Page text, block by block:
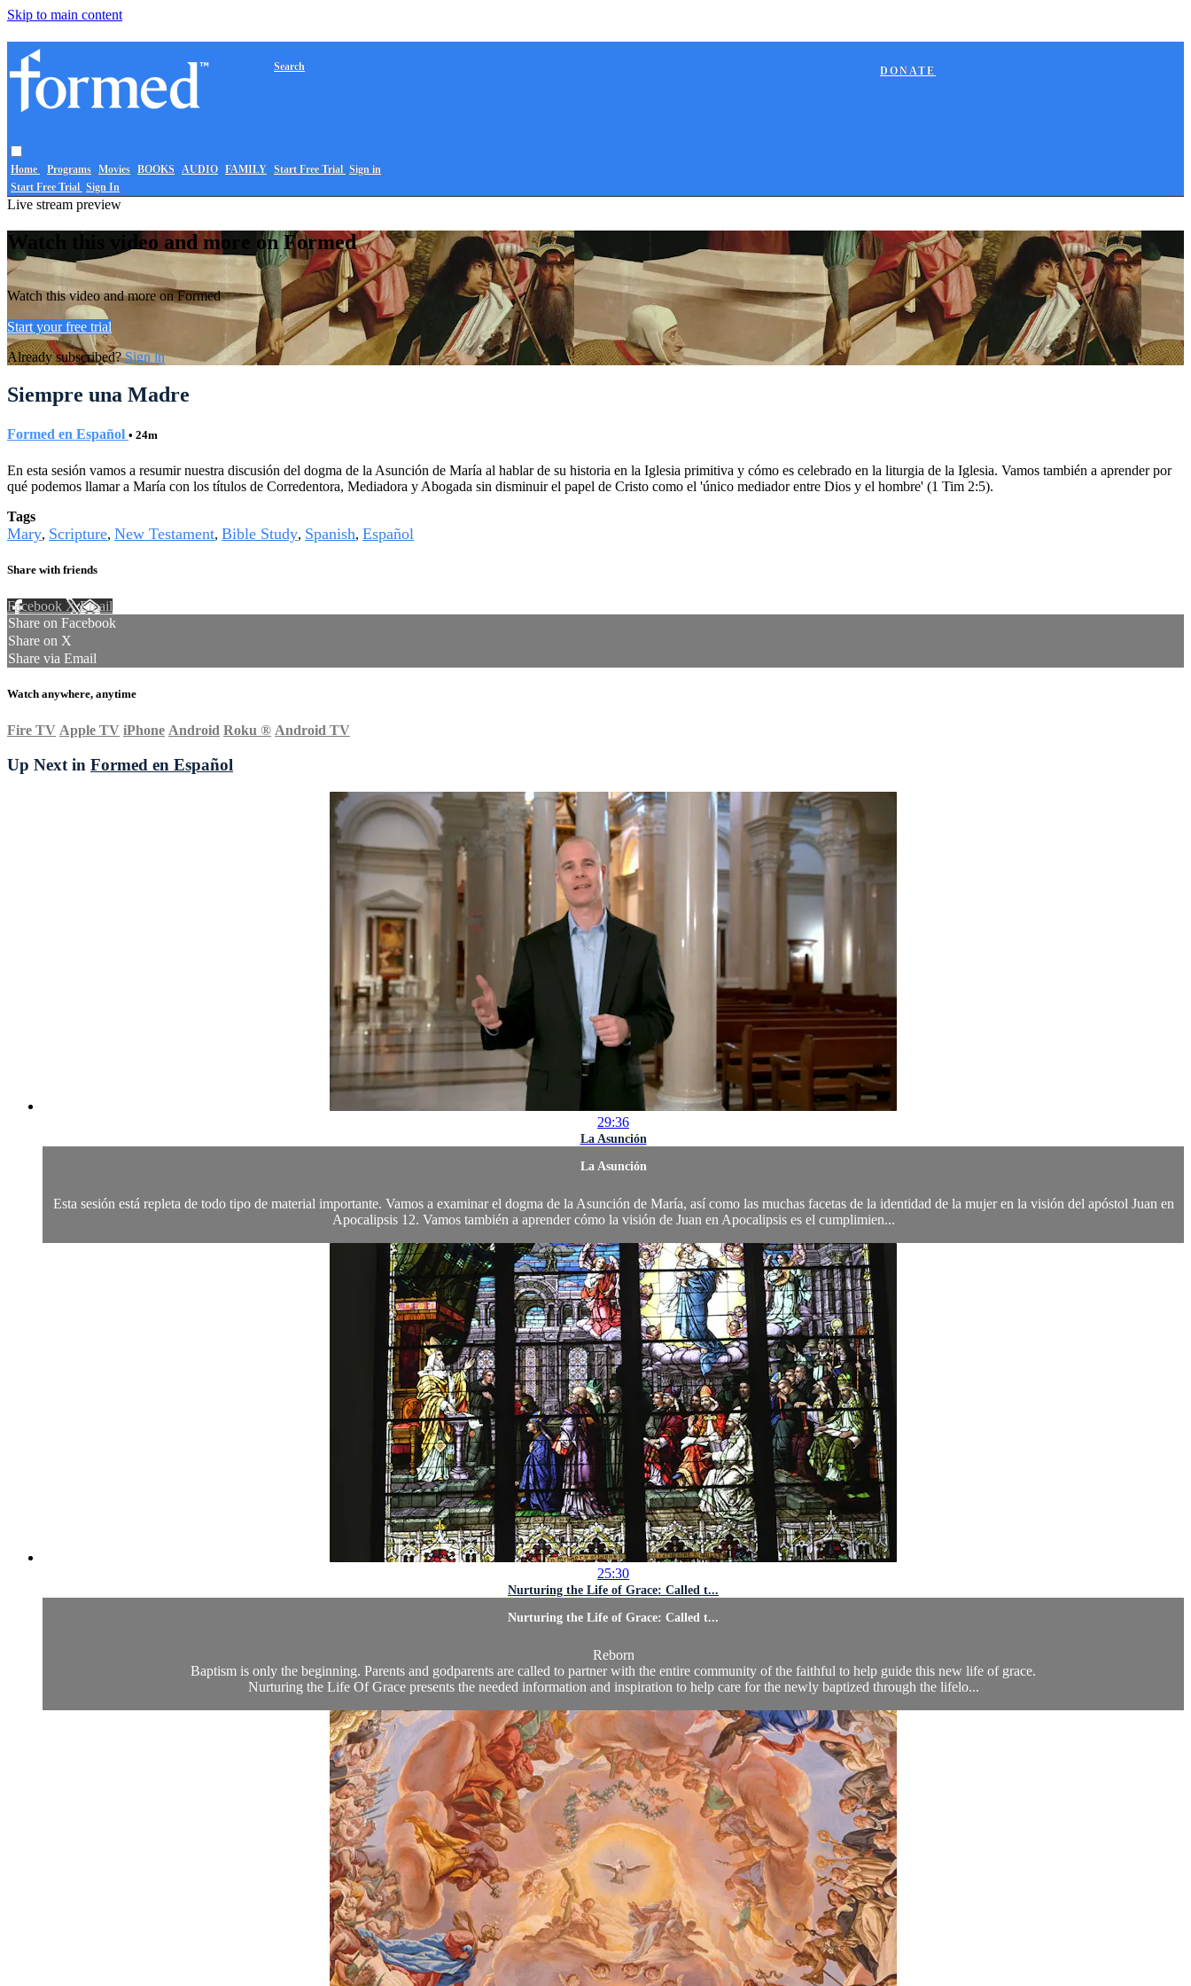
Skip to main content
Home Programs Movies BOOKS AUDIO FAMILY
DONATE
Search
Start Free Trial Sign in
Start Free Trial Sign In
Live stream preview
Watch this video and more on Formed
Watch this video and more on Formed
Start your free trial
Already subscribed?Sign in
Siempre una Madre
Formed en Español • 24m
En esta sesión vamos a resumir nuestra discusión del dogma de la Asunción de María al hablar de su historia en la Iglesia primitiva y cómo es celebrado en la liturgia de la Iglesia. Vamos también a aprender por
qué podemos llamar a María con los títulos de Corredentora, Mediadora y Abogada sin disminuir el papel de Cristo como el 'único mediador entre Dios y el hombre' (1 Tim 2:5).
Tags
Mary, Scripture, New Testament, Bible Study, Spanish, Español
Share with friends
Facebook XEmail
Share on Facebook
Share on X
Share via Email
Watch anywhere, anytime
Fire TV Apple TV iPhone Android Roku ® Android TV
Up Next in Formed en Español
29:36
La Asunción
La Asunción
Esta sesión está repleta de todo tipo de material importante. Vamos a examinar el dogma de la Asunción de María, así como las muchas facetas de la identidad de la mujer en la visión del apóstol Juan en
Apocalipsis 12. Vamos también a aprender cómo la visión de Juan en Apocalipsis es el cumplimien...
25:30
Nurturing the Life of Grace: Called t...
Nurturing the Life of Grace: Called t...
Reborn
Baptism is only the beginning. Parents and godparents are called to partner with the entire community of the faithful to help guide this new life of grace.
Nurturing the Life Of Grace presents the needed information and inspiration to help care for the newly baptized through the lifelo...